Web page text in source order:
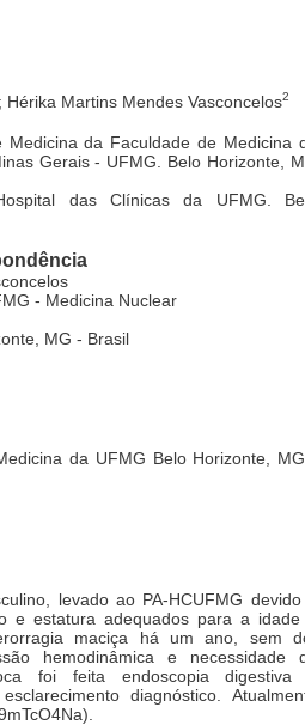
; Hérika Martins Mendes Vasconcelos2
Medicina da Faculdade de Medicina
Gerais - UFMG. Belo Horizonte,
das Clínicas da UFMG.
- Medicina Nuclear
MG - Brasil
da UFMG Belo Horizonte,
levado ao PA-HCUFMG
e estatura adequados para a
maciça há um ano, sem
hemodinâmica e necessidade
foi feita endoscopia digestiva
diagnóstico.